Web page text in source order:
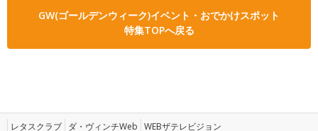
GW(ゴールデンウィーク)イベント・おでかけスポット
特集TOPへ戻る
レタスクラブ ダ・ヴィンチWeb WEBザテレビジョン